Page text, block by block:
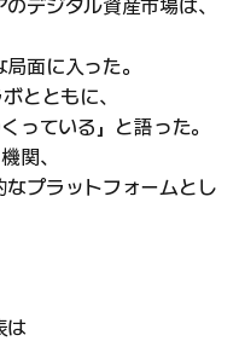
デジタル資産市場は、
面に入った。
とともに、
っている」と語った。
関、
プラットフォームとし
は